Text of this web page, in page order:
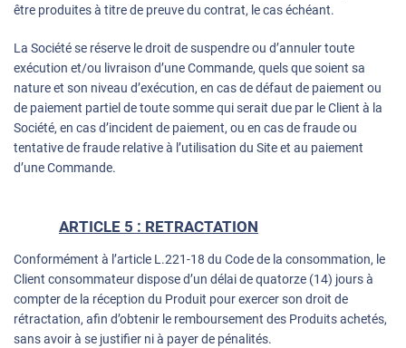
être produites à titre de preuve du contrat, le cas échéant.
La Société se réserve le droit de suspendre ou d’annuler toute
exécution et/ou livraison d’une Commande, quels que soient sa
nature et son niveau d’exécution, en cas de défaut de paiement ou
de paiement partiel de toute somme qui serait due par le Client à la
Société, en cas d’incident de paiement, ou en cas de fraude ou
tentative de fraude relative à l’utilisation du Site et au paiement
d’une Commande.
ARTICLE 5 : RETRACTATION
Conformément à l’article L.221-18 du Code de la consommation, le
Client consommateur dispose d’un délai de quatorze (14) jours à
compter de la réception du Produit pour exercer son droit de
rétractation, afin d’obtenir le remboursement des Produits achetés,
sans avoir à se justifier ni à payer de pénalités.